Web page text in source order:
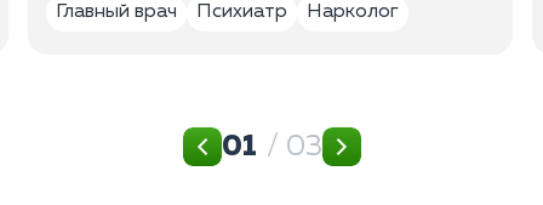
Главный врач
Психиатр Нарколог
01 / 03